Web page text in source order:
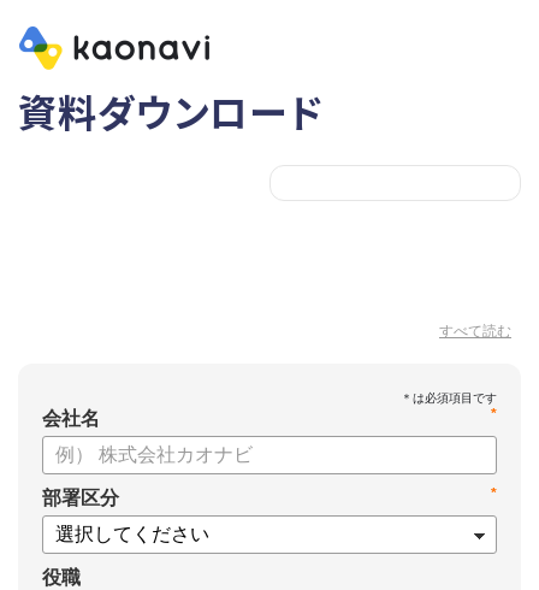
資料ダウンロード
すべて読む
*
会社名
*
部署区分
役職